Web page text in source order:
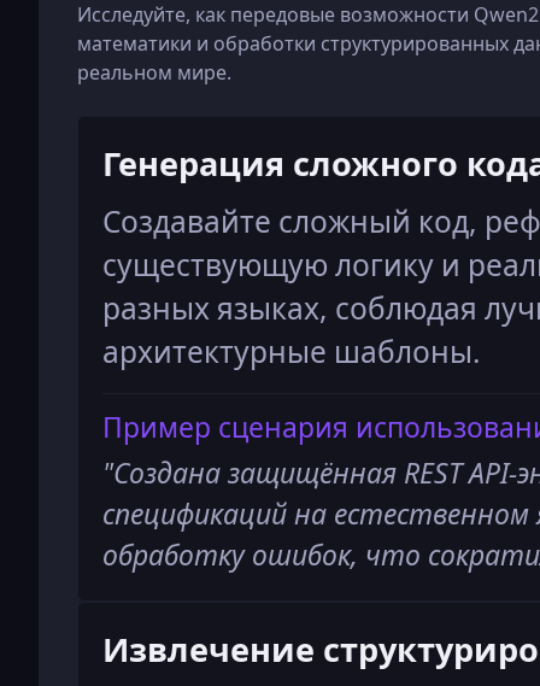
Исследуйте, как передовые возможности
математики и обработки структурированных
реальном мире.
Генерация сложного
Создавайте сложный код,
существующую логику и
разных языках, соблюдая
архитектурные шаблоны.
Пример сценария
"Создана защищённая REST API-
спецификаций на
обработку ошибок, что
Извлечение